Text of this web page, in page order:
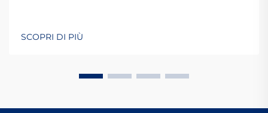
SCOPRI DI PIÙ